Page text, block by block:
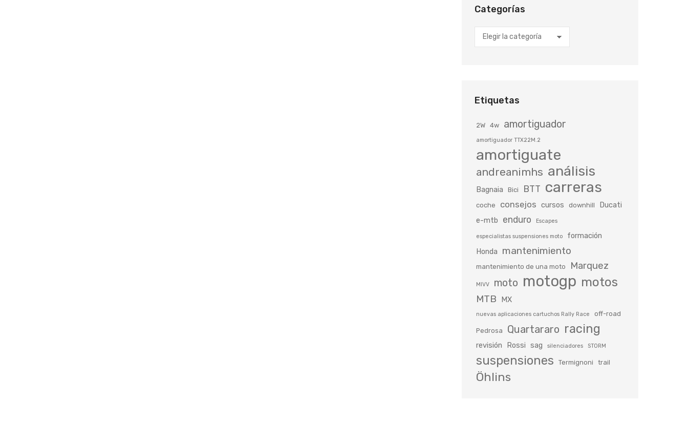
Categorías
Categorías
Etiquetas
2W 4w amortiguador
amortiguador TTX22M.2
amortiguate
andreanimhs análisis
Bagnaia Bici BTT carreras
coche consejos cursos downhill
Ducati
e-mtb
enduro Escapes
especialistas suspensiones moto
formación
Honda
mantenimiento
mantenimiento de una moto Marquez
MIVV moto motogp motos
MTB MX
nuevas aplicaciones cartuchos Rally Race off-road
Pedrosa Quartararo racing
revisión Rossi sag silenciadores STORM
suspensiones Termignoni trail
Öhlins